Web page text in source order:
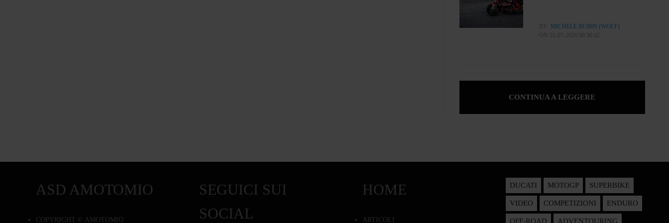
BY
MICHELE RUBIN (WOLF)
ON 31-07-2026 00:30:42
CONTINUA A LEGGERE
ASD AMOTOMIO
COPYRIGHT © AMOTOMIO
SEGUICI SUI
SOCIAL
HOME
ARTICOLI
DUCATI MOTOGP SUPERBIKE
VIDEO COMPETIZIONI ENDURO
OFF-ROAD ADVENTOURING